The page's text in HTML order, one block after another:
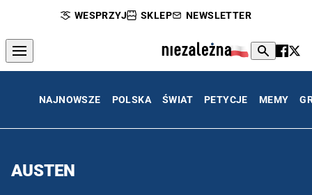
WESPRZYJ SKLEP NEWSLETTER
NAJNOWSZE POLSKA ŚWIAT PETYCJE MEMY
AUSTEN